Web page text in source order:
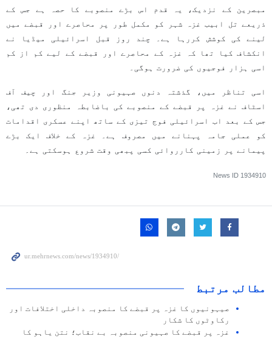
مبصرین کے نزدیک، یہ قدم اس بڑے منصوبے کا حصہ ہے جس کے
ذریعے تل ابیب غزہ شہر کو مکمل طور پر محاصرے اور قبضے میں
لینے کی کوشش کررہا ہے۔ چند روز قبل اسرائیلی میڈیا نے
انکشاف کیا تھا کہ غزہ کے محاصرے اور قبضے کے لیے کم از کم
اسی ہزار فوجیوں کی ضرورت ہوگی۔
اسی تناظر میں، گذشتہ دنوں صہیونی وزیر جنگ اور چیف آف
اسٹاف نے غزہ پر قبضے کے منصوبے کی باضابطہ منظوری دی تھی،
جس کے بعد اب اسرائیلی فوج تیزی کے ساتھ اپنے عسکری اقدامات
کو عملی جامہ پہنانے میں مصروف ہے۔ غزہ کے خلاف ایک بڑے
پیمانے پر زمینی کارروائی کسی پبھی وقت شروع ہوسکتی ہے۔
News ID 1934910
مطالب مرتبط
صیہونیوں کا غزہ پر قبضے کا منصوبہ داخلی اختلافات اور
رکاوٹوں کا شکار
غزہ پر قبضے کا صہیونی منصوبہ بے نقاب؛ نتن یاہو کا